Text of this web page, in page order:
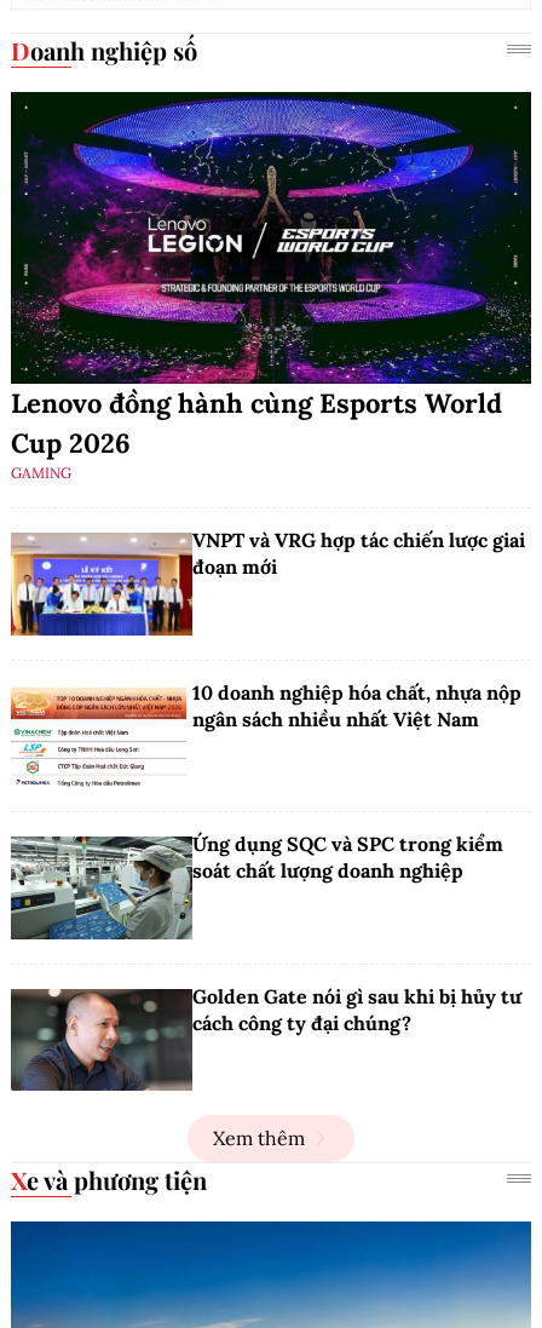
Doanh nghiệp số
Lenovo đồng hành cùng Esports World
Cup 2026
GAMING
VNPT và VRG hợp tác chiến lược giai
đoạn mới
10 doanh nghiệp hóa chất, nhựa nộp
ngân sách nhiều nhất Việt Nam
Ứng dụng SQC và SPC trong kiểm
soát chất lượng doanh nghiệp
Golden Gate nói gì sau khi bị hủy tư
cách công ty đại chúng?
Xem thêm
Xe và phương tiện